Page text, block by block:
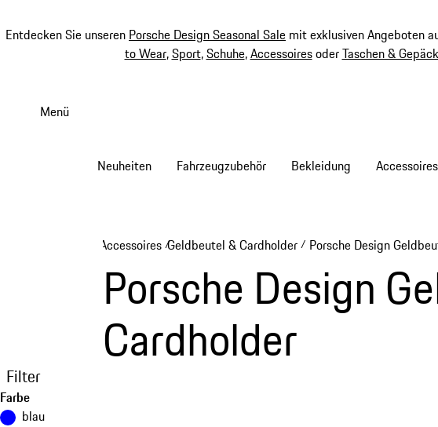
Entdecken Sie unseren Porsche Design Seasonal Sale mit exklusiven Angeboten
to Wear,Sport,Schuhe,AccessoiresoderTaschen & Gepäck
Hauptinhalt
Menü
Neuheiten Fahrzeugzubehör Bekleidung Accessoires
Accessoires /Geldbeutel & Cardholder / Porsche Design
Porsche Design
Cardholder
Filter
Farbe
blau